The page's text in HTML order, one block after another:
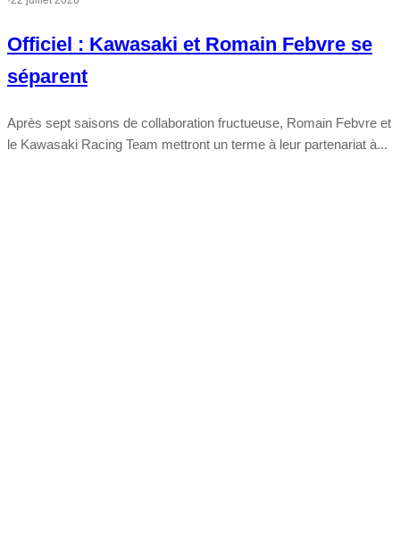
Officiel : Kawasaki et Romain Febvre se
séparent
Après sept saisons de collaboration fructueuse, Romain Febvre et
le Kawasaki Racing Team mettront un terme à leur partenariat à...